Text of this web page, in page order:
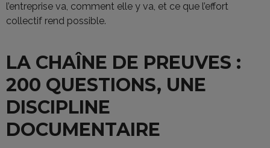
l’entreprise va, comment elle y va, et ce que l’effort
collectif rend possible.
LA CHAÎNE DE PREUVES :
200 QUESTIONS, UNE
DISCIPLINE
DOCUMENTAIRE